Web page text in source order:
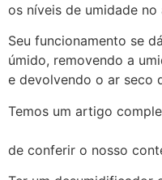
os níveis de umidade no
Seu funcionamento se
úmido, removendo a
e devolvendo o ar seco
Temos um artigo
de conferir o nosso